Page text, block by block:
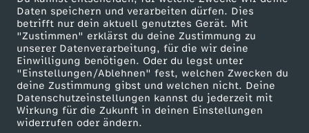
Daten speichern und verarbeiten dürfen. Dies
betrifft nur dein aktuell genutztes Gerät. Mit
"Zustimmen" erklärst du deine Zustimmung zu
unserer Datenverarbeitung, für die wir deine
Einwilligung benötigen. Oder du legst unter
"Einstellungen/Ablehnen" fest, welchen Zwecken du
deine Zustimmung gibst und welchen nicht. Deine
Datenschutzeinstellungen kannst du jederzeit mit
Wirkung für die Zukunft in deinen Einstellungen
widerrufen oder ändern.
S
E
R
R
ZDF goes Schule
Werbefernsehen
Mainzelmännchen